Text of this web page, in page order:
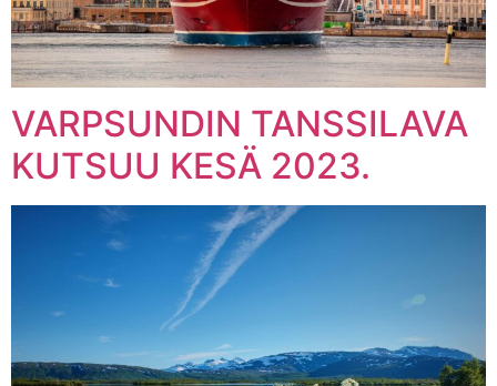
VARPSUNDIN TANSSILAVA
KUTSUU KESÄ 2023.